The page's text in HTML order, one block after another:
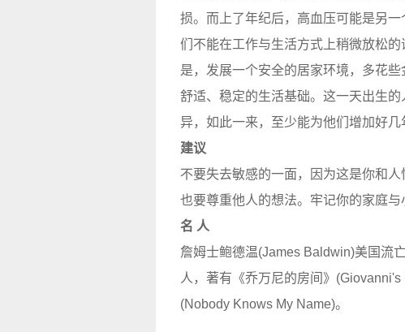
损。而上了年纪后，高血压可能是另
们不能在工作与生活方式上稍微放松
是，发展一个安全的居家环境，多花
舒适、稳定的生活基础。这一天出生
异，如此一来，至少能为他们增加好几
建议
不要失去敏感的一面，因为这是你和
也要尊重他人的想法。牢记你的家庭与
名 人
詹姆士鲍德温(James Baldwin)美国流
人，著有《乔万尼的房间》
(Nobody Knows My Name)。